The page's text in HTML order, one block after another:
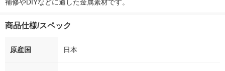
補修やDIYなどに適した金属素材です。
商品仕様/スペック
原産国 日本